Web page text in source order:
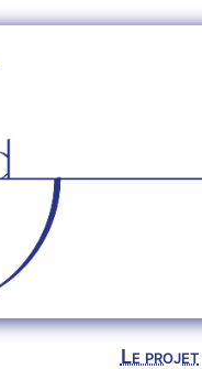
Le projet